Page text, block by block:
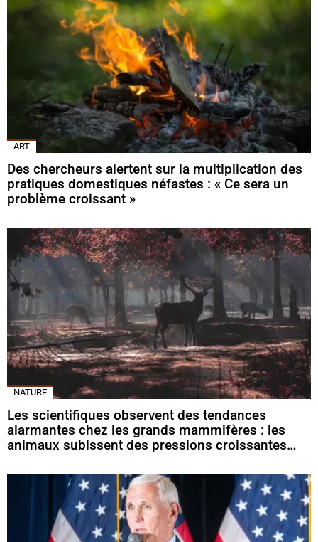
ART
Des chercheurs alertent sur la multiplication des
pratiques domestiques néfastes : « Ce sera un
problème croissant »
NATURE
Les scientifiques observent des tendances
alarmantes chez les grands mammifères : les
animaux subissent des pressions croissantes…